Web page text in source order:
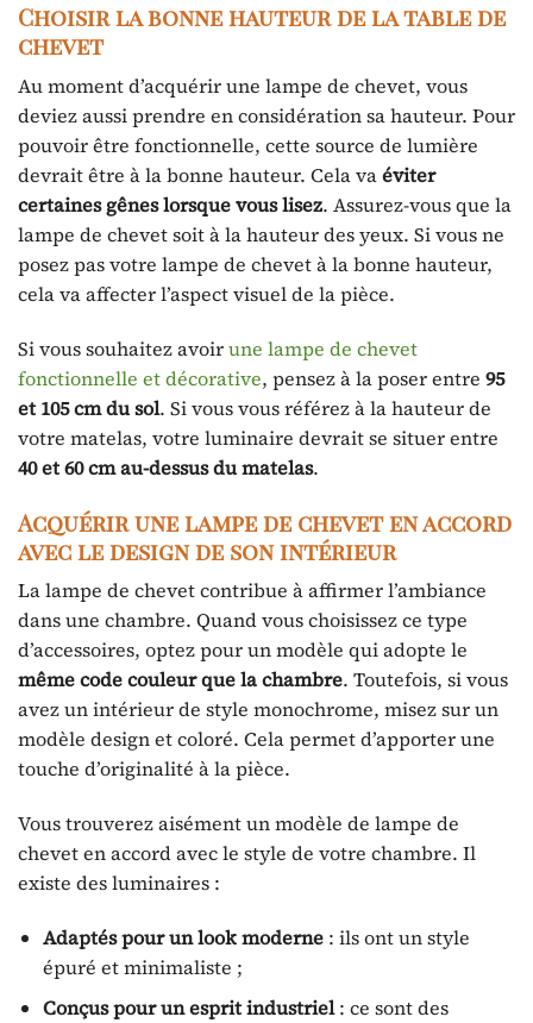
Choisir la bonne hauteur de la table de
chevet
Au moment d’acquérir une lampe de chevet, vous
deviez aussi prendre en considération sa hauteur. Pour
pouvoir être fonctionnelle, cette source de lumière
devrait être à la bonne hauteur. Cela vaéviter
certaines gênes lorsque vous lisez. Assurez-vous que la
lampe de chevet soit à la hauteur des yeux. Si vous ne
posez pas votre lampe de chevet à la bonne hauteur,
cela va affecter l’aspect visuel de la pièce.
Si vous souhaitez avoirune lampe de chevet
fonctionnelle et décorative, pensez à la poser entre 95
et 105 cm du sol. Si vous vous référez à la hauteur de
votre matelas, votre luminaire devrait se situer entre
40 et 60 cm au-dessus du matelas.
Acquérir une lampe de chevet en accord
avec le design de son intérieur
La lampe de chevet contribue à affirmer l’ambiance
dans une chambre. Quand vous choisissez ce type
d’accessoires, optez pour un modèle qui adopte le
même code couleur que la chambre. Toutefois, si vous
avez un intérieur de style monochrome, misez sur un
modèle design et coloré. Cela permet d’apporter une
touche d’originalité à la pièce.
Vous trouverez aisément un modèle de lampe de
chevet en accord avec le style de votre chambre. Il
existe des luminaires :
Adaptés pour un look moderne: ils ont un style
épuré et minimaliste ;
Conçus pour un esprit industriel: ce sont des